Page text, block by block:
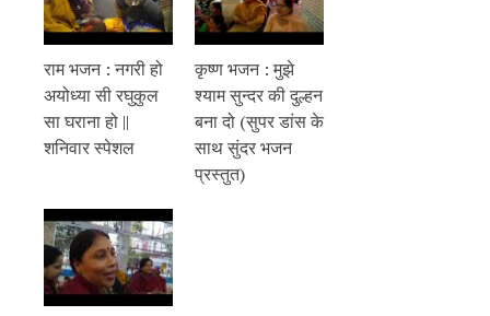
राम भजन : नगरी हो
अयोध्या सी रघुकुल
सा घराना हो ||
शनिवार स्पेशल
कृष्ण भजन : मुझे
श्याम सुन्दर की दुल्हन
बना दो (सुपर डांस के
साथ सुंदर भजन
प्रस्तुत)